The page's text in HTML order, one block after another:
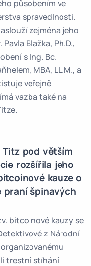
působením ve
spravedlnosti.
zejména jeho
Pavla Blažka, Ph.D.,
s Ing. Bc.
MBA, LL.M., a
veřejně
vazba také na
Titz pod větším
rozšířila jeho
kauze o
praní špinavých
bitcoinové kauzy se
z Národní
trestní stíhání